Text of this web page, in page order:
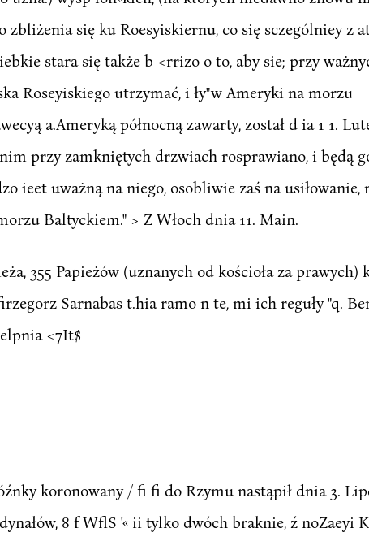
zbliżenia się ku Roesyiskiernu, co się sczególniey z
stara się także b <rrizo o to, aby sie; przy
Roseyiskiego utrzymać, i ły"w Ameryki na morzu
a.Ameryką północną zawarty, został d ia 1 1.
przy zamkniętych drzwiach rosprawiano, i będą
ieet uważną na niego, osobliwie zaś na usiłowanie,
Baltyckiem." > Z Włoch dnia 11. Main.
355 Papieżów (uznanych od kościoła za prawych)
Sarnabas t.hia ramo n te, mi ich reguły "q.
<7It$
koronowany / fi fi do Rzymu nastąpił dnia 3.
8 f WflS '« ii tylko dwóch braknie, ź noZaeyi